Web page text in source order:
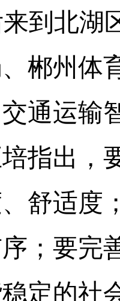
到北湖
郴州体
通运输
指出，
舒适度
；要完
定的社